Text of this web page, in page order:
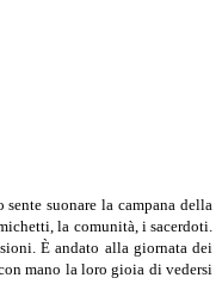
suonare la campana della
la comuni­tà, i sacerdoti.
È andato alla giornata dei
mano la loro gioia di vedersi